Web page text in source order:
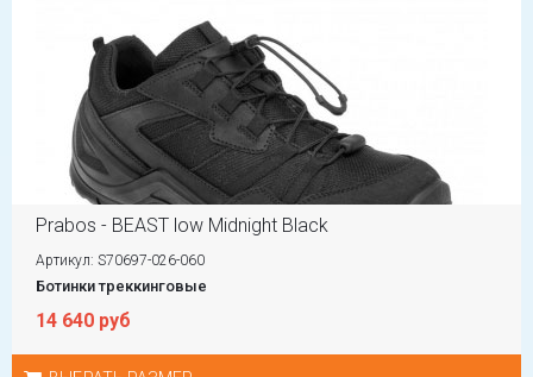
Prabos - BEAST low Midnight Black
Артикул: S70697-026-060
Ботинки треккинговые
14 640 руб